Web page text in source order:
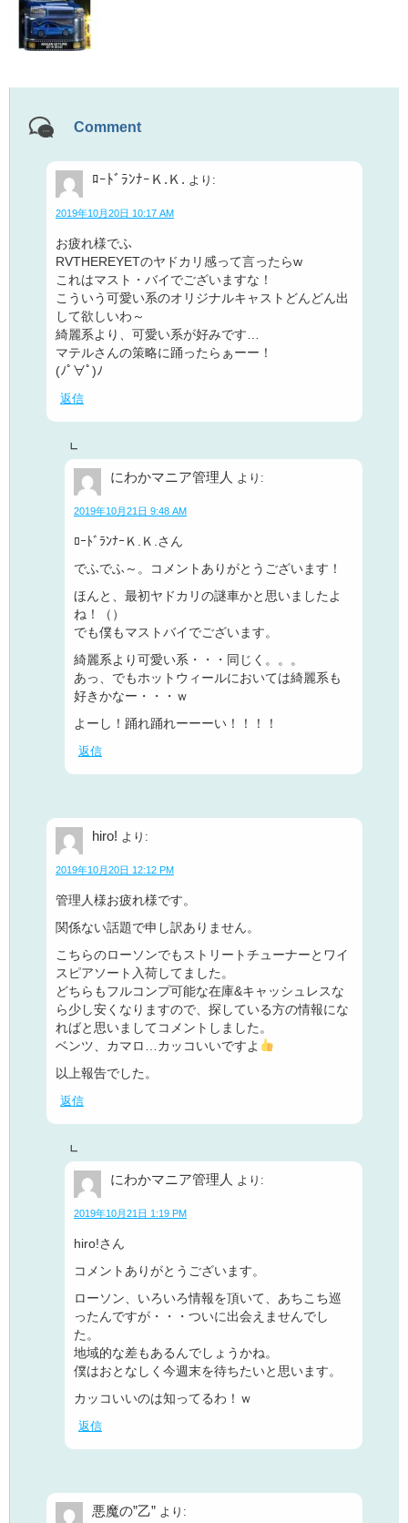
Comment
ﾛｰﾄﾞﾗﾝﾅｰＫ.Ｋ. より:
2019年10月20日 10:17 AM
お疲れ様でふ
RVTHEREYETのヤドカリ感って言ったらw
これはマスト・バイでございますな！
こういう可愛い系のオリジナルキャストどんどん出
して欲しいわ～
綺麗系より、可愛い系が好みです…
マテルさんの策略に踊ったらぁーー！
(ﾉﾟ∀ﾟ)ﾉ
返信
にわかマニア管理人 より:
2019年10月21日 9:48 AM
ﾛｰﾄﾞﾗﾝﾅｰＫ.Ｋ.さん
でふでふ～。コメントありがとうございます！
ほんと、最初ヤドカリの謎車かと思いましたよ
ね！（）
でも僕もマストバイでございます。
綺麗系より可愛い系・・・同じく。。。
あっ、でもホットウィールにおいては綺麗系も
好きかなー・・・ｗ
よーし！踊れ踊れーーーい！！！！
返信
hiro! より:
2019年10月20日 12:12 PM
管理人様お疲れ様です。
関係ない話題で申し訳ありません。
こちらのローソンでもストリートチューナーとワイ
スピアソート入荷してました。
どちらもフルコンプ可能な在庫&キャッシュレスな
ら少し安くなりますので、探している方の情報にな
ればと思いましてコメントしました。
ベンツ、カマロ…カッコいいですよ
以上報告でした。
返信
にわかマニア管理人 より:
2019年10月21日 1:19 PM
hiro!さん
コメントありがとうございます。
ローソン、いろいろ情報を頂いて、あちこち巡
ったんですが・・・ついに出会えませんでし
た。
地域的な差もあるんでしょうかね。
僕はおとなしく今週末を待ちたいと思います。
カッコいいのは知ってるわ！ｗ
返信
悪魔の”乙” より: